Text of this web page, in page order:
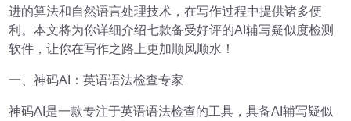
进的算法和自然语言处理技术，在写作过程中提供诸多便
利。本文将为你详细介绍七款备受好评的AI辅写疑似度检测
软件，让你在写作之路上更加顺风顺水！
一、神码AI：英语语法检查专家
神码AI是一款专注于英语语法检查的工具，具备AI辅写疑似